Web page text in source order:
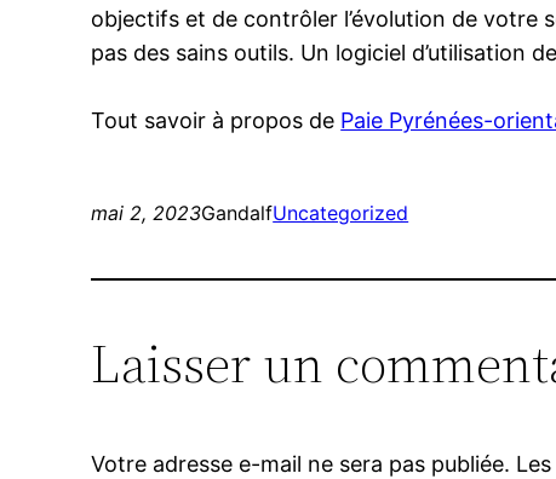
objectifs et de contrôler l’évolution de votre
pas des sains outils. Un logiciel d’utilisation
Tout savoir à propos de Paie Pyrénées-
mai 2, 2023GandalfUncategorized
Laisser un
Votre adresse e-mail ne sera pas publiée.